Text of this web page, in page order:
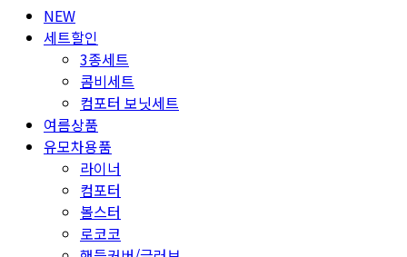
NEW
세트할인
3종세트
콤비세트
컴포터 보닛세트
여름상품
유모차용품
라이너
컴포터
볼스터
로코코